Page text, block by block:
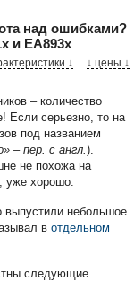
над ошибками?
и EA893x
↓ цены ↓
↓
– количество
Если серьезно, то на
под названием
– пер. с англ. ).
не похожа на
уже хорошо.
выпустили небольшое
в отдельном
следующие